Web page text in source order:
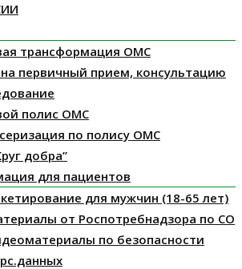
трансформация ОМС
первичный прием, консультацию
полис ОМС
по полису ОМС
добра”
для пациентов
для мужчин (18-65 лет)
от Роспотребнадзора по СО
по безопасности